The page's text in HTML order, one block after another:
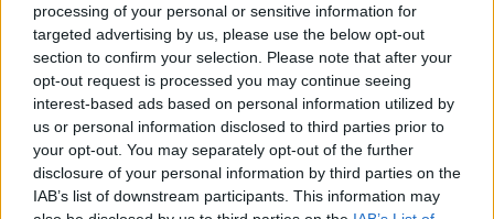
processing of your personal or sensitive information for
targeted advertising by us, please use the below opt-out
section to confirm your selection. Please note that after your
opt-out request is processed you may continue seeing
interest-based ads based on personal information utilized by
us or personal information disclosed to third parties prior to
your opt-out. You may separately opt-out of the further
disclosure of your personal information by third parties on the
IAB’s list of downstream participants. This information may
ΜΥΤΙΛΗΝΗ
«Λευτεριά στην Παλαιστίνη»
ακούστηκε δυνατά στη Μυτιλήνη
Συγκέντρωση στην Περιφέρεια
στα πλαίσια της Πανελλαδικής
ημέρας δράσης για την
Παλαιστίνη, πορεία στην
προκυμαία και δρώμενο στο
Άγαλμα της Ελευθερίας